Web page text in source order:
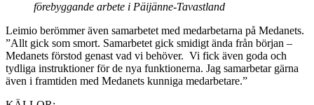
förebyggande arbete i Päijänne-Tavastland
Leimio berömmer även samarbetet med medarbetarna på Medanets.
”Allt gick som smort. Samarbetet gick smidigt ända från början –
Medanets förstod genast vad vi behöver. Vi fick även goda och
tydliga instruktioner för de nya funktionerna. Jag samarbetar gärna
även i framtiden med Medanets kunniga medarbetare.”